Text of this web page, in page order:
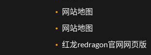
网站地图
网站地图
红龙redragon官网网页版